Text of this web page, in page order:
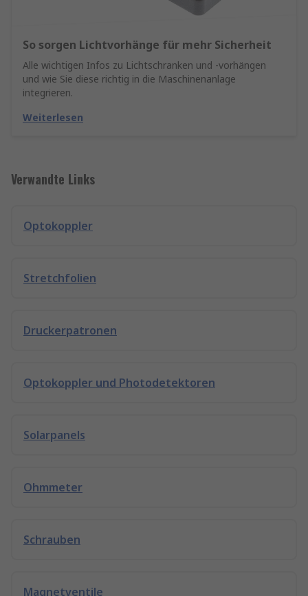
So sorgen Lichtvorhänge für mehr Sicherheit
Alle wichtigen Infos zu Lichtschranken und -vorhängen
und wie Sie diese richtig in die Maschinenanlage
integrieren.
Weiterlesen
Verwandte Links
Optokoppler
Stretchfolien
Druckerpatronen
Optokoppler und Photodetektoren
Solarpanels
Ohmmeter
Schrauben
Magnetventile